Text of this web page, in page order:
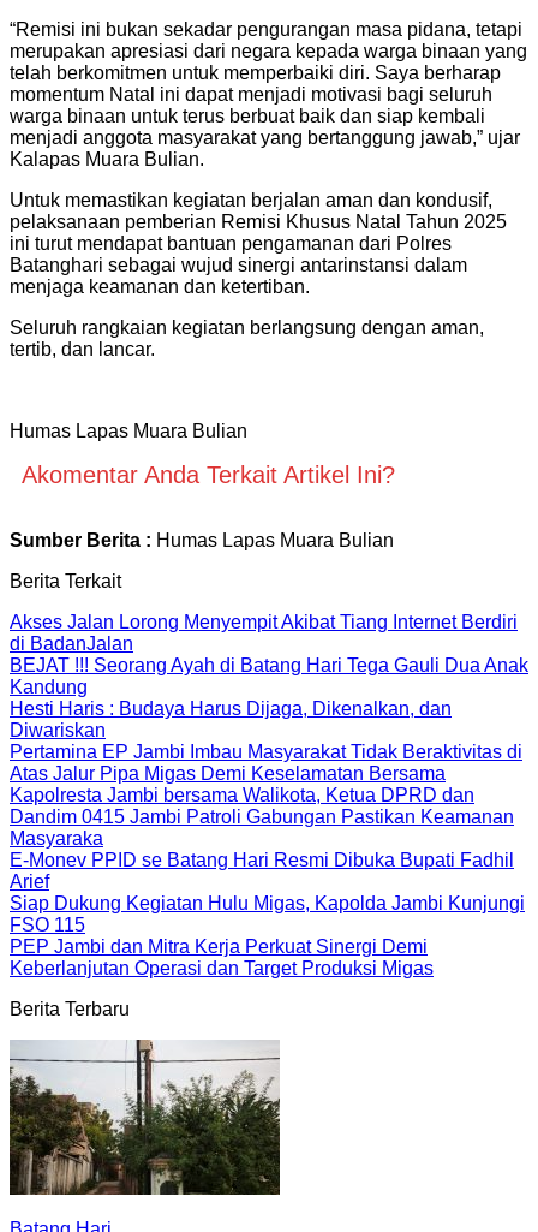
“Remisi ini bukan sekadar pengurangan masa pidana, tetapi
merupakan apresiasi dari negara kepada warga binaan yang
telah berkomitmen untuk memperbaiki diri. Saya berharap
momentum Natal ini dapat menjadi motivasi bagi seluruh
warga binaan untuk terus berbuat baik dan siap kembali
menjadi anggota masyarakat yang bertanggung jawab,” ujar
Kalapas Muara Bulian.
Untuk memastikan kegiatan berjalan aman dan kondusif,
pelaksanaan pemberian Remisi Khusus Natal Tahun 2025
ini turut mendapat bantuan pengamanan dari Polres
Batanghari sebagai wujud sinergi antarinstansi dalam
menjaga keamanan dan ketertiban.
Seluruh rangkaian kegiatan berlangsung dengan aman,
tertib, dan lancar.
Humas Lapas Muara Bulian
Akomentar Anda Terkait Artikel Ini?
Sumber Berita : Humas Lapas Muara Bulian
Berita Terkait
Akses Jalan Lorong Menyempit Akibat Tiang Internet Berdiri
di BadanJalan
BEJAT !!! Seorang Ayah di Batang Hari Tega Gauli Dua Anak
Kandung
Hesti Haris : Budaya Harus Dijaga, Dikenalkan, dan
Diwariskan
Pertamina EP Jambi Imbau Masyarakat Tidak Beraktivitas di
Atas Jalur Pipa Migas Demi Keselamatan Bersama
Kapolresta Jambi bersama Walikota, Ketua DPRD dan
Dandim 0415 Jambi Patroli Gabungan Pastikan Keamanan
Masyaraka
E-Monev PPID se Batang Hari Resmi Dibuka Bupati Fadhil
Arief
Siap Dukung Kegiatan Hulu Migas, Kapolda Jambi Kunjungi
FSO 115
PEP Jambi dan Mitra Kerja Perkuat Sinergi Demi
Keberlanjutan Operasi dan Target Produksi Migas
Berita Terbaru